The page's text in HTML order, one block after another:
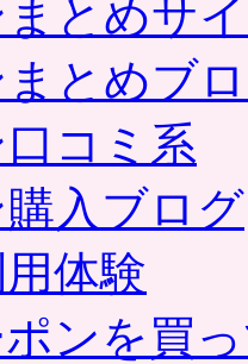
とめサ
とめブ
コミ系
入ブログ
体験
ンを買